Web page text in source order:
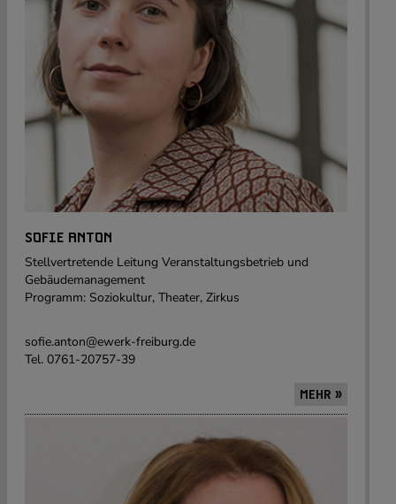
SOFIE ANTON
Stellvertretende Leitung Veranstaltungsbetrieb und
Gebäudemanagement
Programm: Soziokultur, Theater, Zirkus
sofie.anton@ewerk-freiburg.de
Tel. 0761-20757-39
MEHR »